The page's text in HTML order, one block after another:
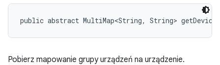
public abstract MultiMap<String, String>
Pobierz mapowanie grupy urządzeń na urządzenie.